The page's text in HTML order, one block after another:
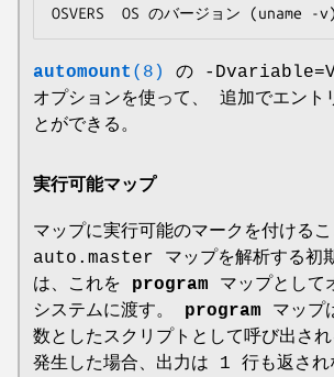
OSVERS	OS のバージョン (uname -v)
automount (8)
の -
オプションを使って、 追加でエント
とができる。
実行可能マップ
マップに実行可能のマークを付けるこ
auto.master マップを解析する初期
は、これを program マップとして
システムに渡す。 program マップ
数としたスクリプトとして呼び出さ
発生した場合、出力は 1 行も返さ